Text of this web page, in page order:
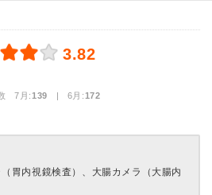
3.82
7月:139 | 6月:172
胃内視鏡検査）、大腸カメラ（大腸内